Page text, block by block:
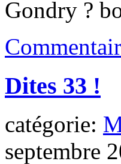
Gondry ?
Dites 33 !
catégorie:
septembre